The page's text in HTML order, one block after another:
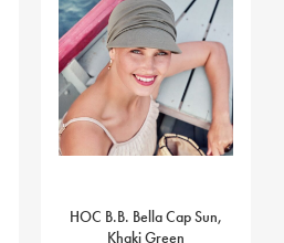
HOC B.B. Bella Cap Sun,
Khaki Green